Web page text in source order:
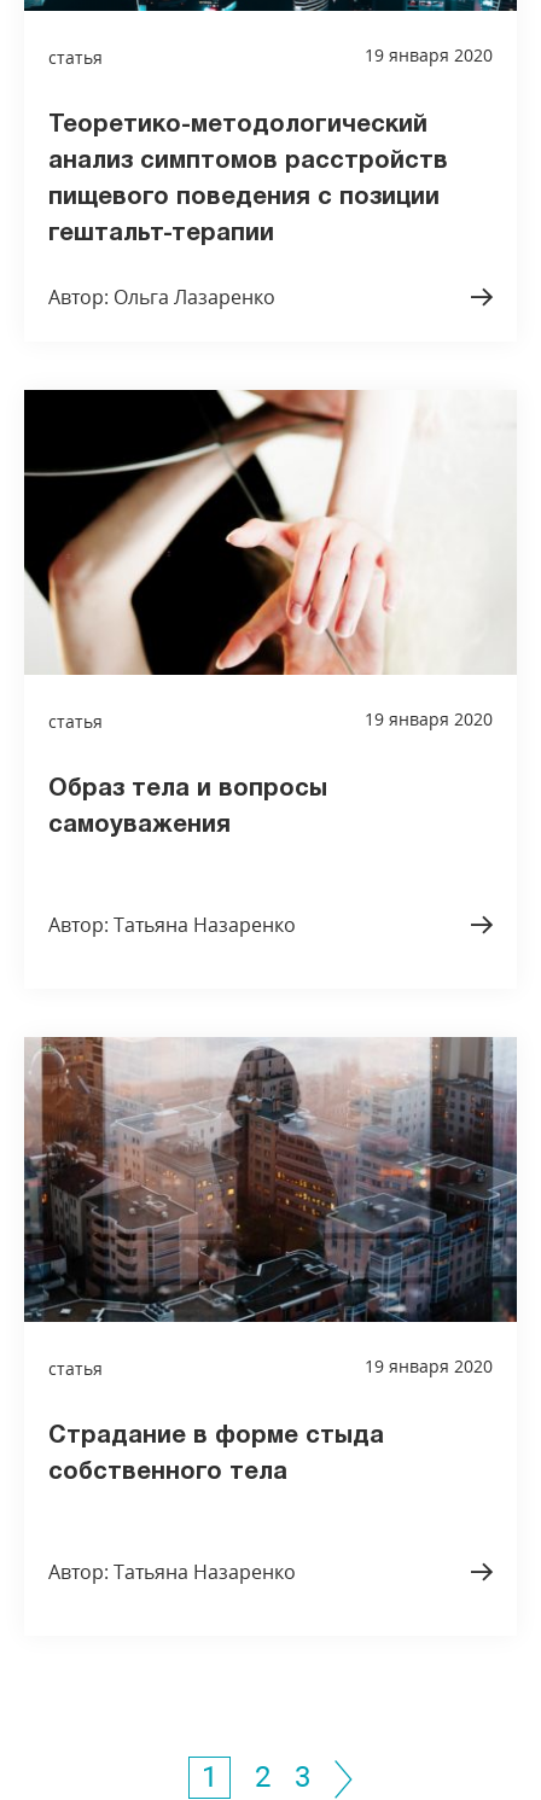
статья 19 января 2020
Теоретико-методологический
анализ симптомов расстройств
пищевого поведения с позиции
гештальт-терапии
Автор: Ольга Лазаренко
статья 19 января 2020
Образ тела и вопросы
самоуважения
Автор: Татьяна Назаренко
статья 19 января 2020
Страдание в форме стыда
собственного тела
Автор: Татьяна Назаренко
1 2 3